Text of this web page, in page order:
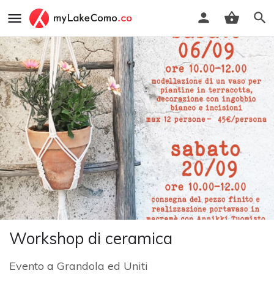
Workshop di ceramica
Evento a Grandola ed Uniti